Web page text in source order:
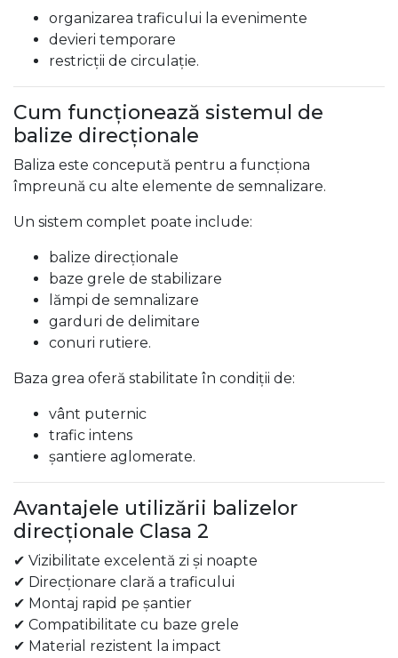
organizarea traficului la evenimente
devieri temporare
restricții de circulație.
Cum funcționează sistemul de
balize direcționale
Baliza este concepută pentru a funcționa
împreună cu alte elemente de semnalizare.
Un sistem complet poate include:
balize direcționale
baze grele de stabilizare
lămpi de semnalizare
garduri de delimitare
conuri rutiere.
Baza grea oferă stabilitate în condiții de:
vânt puternic
trafic intens
șantiere aglomerate.
Avantajele utilizării balizelor
direcționale Clasa 2
✔ Vizibilitate excelentă zi și noapte
✔ Direcționare clară a traficului
✔ Montaj rapid pe șantier
✔ Compatibilitate cu baze grele
✔ Material rezistent la impact